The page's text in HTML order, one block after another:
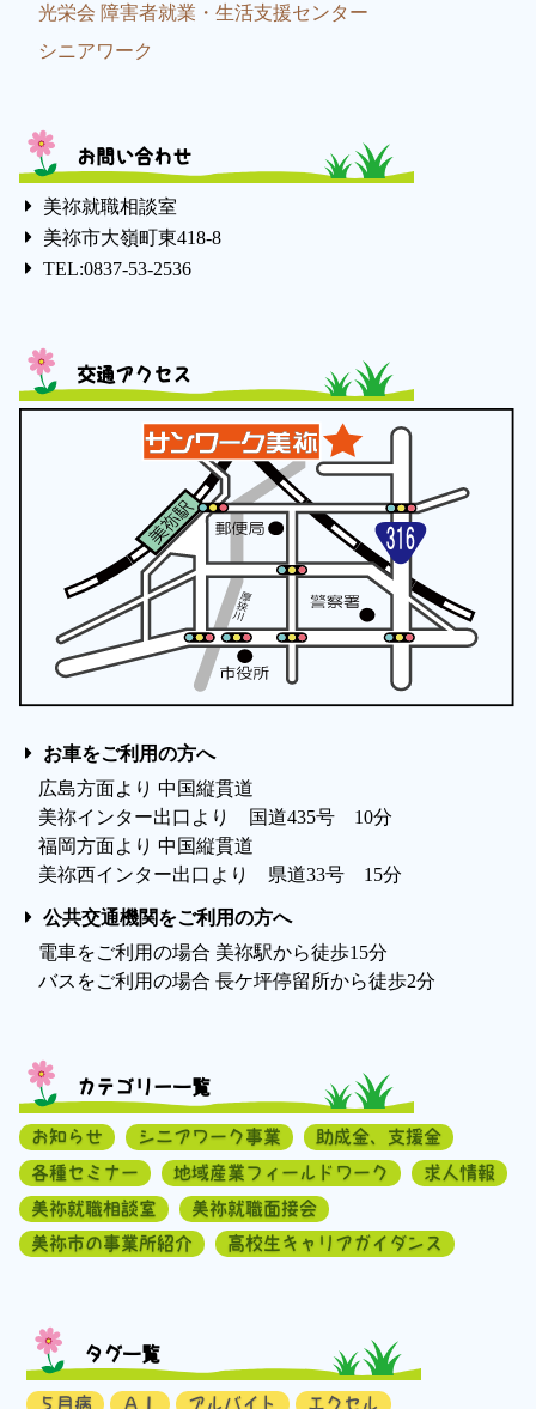
光栄会 障害者就業・生活支援センター
シニアワーク
お問い合わせ
美祢就職相談室
美祢市大嶺町東418-8
TEL:0837-53-2536
交通アクセス
お車をご利用の方へ
広島方面より 中国縦貫道
美祢インター出口より 国道435号 10分
福岡方面より 中国縦貫道
美祢西インター出口より 県道33号 15分
公共交通機関をご利用の方へ
電車をご利用の場合 美祢駅から徒歩15分
バスをご利用の場合 長ケ坪停留所から徒歩2分
カテゴリー一覧
お知らせ シニアワーク事業
助成金、支援金
各種セミナー
地域産業フィールドワーク
求人情報
美祢就職相談室
美祢就職面接会
美祢市の事業所紹介
高校生キャリアガイダンス
タグ一覧
５月病 ＡＩ アルバイト
エクセル